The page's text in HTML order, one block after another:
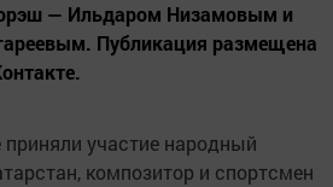
— Ильдаром Низамовым и
Публикация размещена
участие народный
композитор и спортсмен